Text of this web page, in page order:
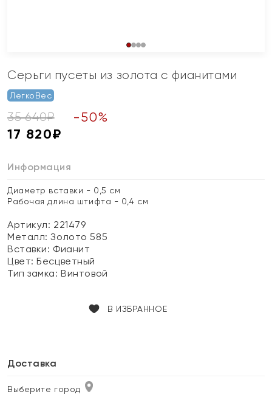
Серьги пусеты из золота с фианитами
ЛегкоВес
35 640₽ -50%
17 820₽
Информация
Диаметр вставки - 0,5 см
Рабочая длина штифта - 0,4 см
Артикул: 221479
Металл:Золото 585
Вставки: Фианит
Цвет:Бесцветный
Тип замка:Винтовой
В ИЗБРАННОЕ
Доставка
Выберите город